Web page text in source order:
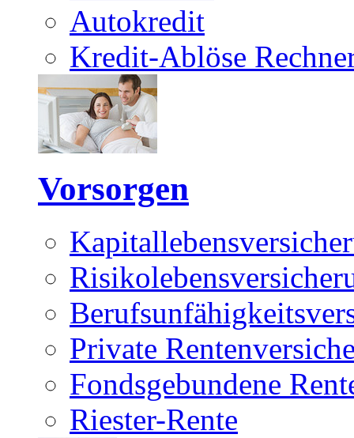
Autokredit
Kredit-Ablöse
Vorsorgen
Private
Fondsgebundene
Riester-Rente